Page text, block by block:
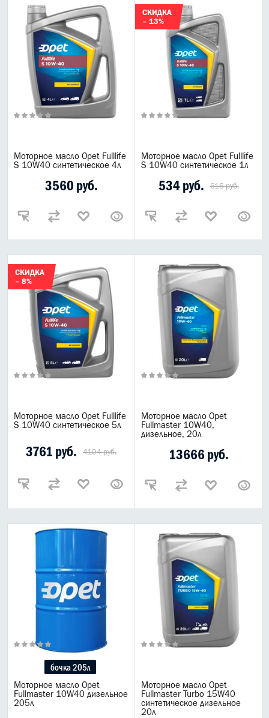
Моторное масло Opet Fulllife
S 10W40 синтетическое 4л
3560 руб.
СКИДКА
– 13%
Моторное масло Opet Fulllife
S 10W40 синтетическое 1л
534 руб. 616 руб.
СКИДКА
– 8%
Моторное масло Opet Fulllife
S 10W40 синтетическое 5л
3761 руб. 4104 руб.
Моторное масло Opet
Fullmaster 10W40,
дизельное, 20л
13666 руб.
бочка 205л
Моторное масло Opet
Fullmaster 10W40 дизельное
205л
Моторное масло Opet
Fullmaster Turbo 15W40
синтетическое дизельное
20л